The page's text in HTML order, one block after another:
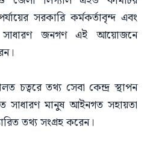
সরকারি কর্মকর্তাবৃন্দ এবং
জনগণ এই আয়োজনে
চত্বরে তথ্য সেবা কেন্দ্র স্থাপন
মানুষ আইনগত সহায়তা
তথ্য সংগ্রহ করেন।